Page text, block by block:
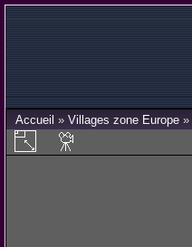
Accueil » Villages zone Europe »